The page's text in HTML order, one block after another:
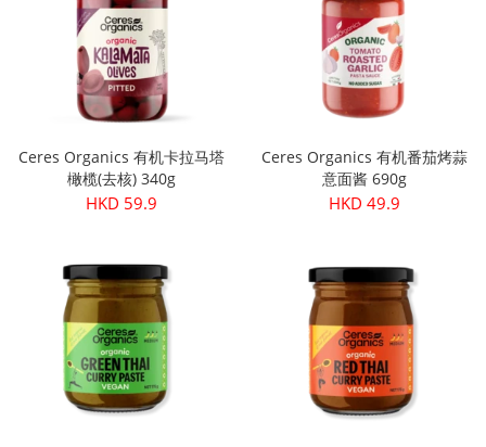
Ceres Organics 有机卡拉马塔
橄榄(去核) 340g
HKD 59.9
Ceres Organics 有机番茄烤蒜
意面酱 690g
HKD 49.9